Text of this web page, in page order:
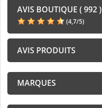
AVIS BOUTIQUE ( 992 )
(4,7/5)
AVIS PRODUITS
MARQUES